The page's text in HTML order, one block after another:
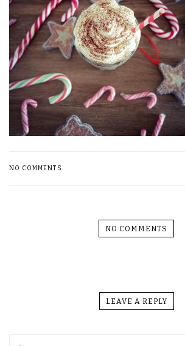
NO COMMENTS
NO COMMENTS
LEAVE A REPLY